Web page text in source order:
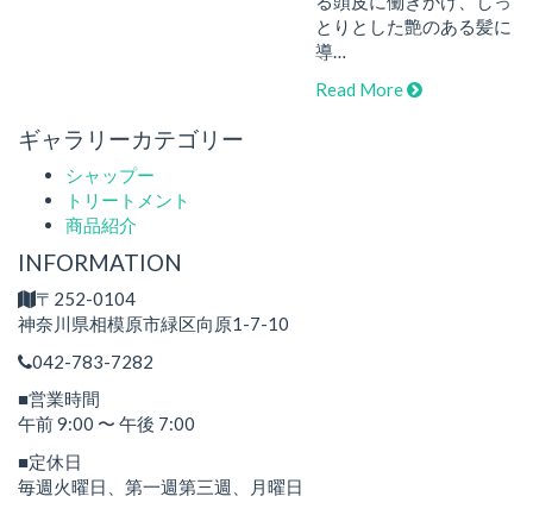
とりとした艶のある髪に
導…
Read More
ギャラリーカテゴリー
シャップー
トリートメント
商品紹介
INFORMATION
〒252-0104
神奈川県相模原市緑区向原1-7-10
042-783-7282
■営業時間
午前 9:00 〜 午後 7:00
■定休日
毎週火曜日、第一週第三週、月曜日